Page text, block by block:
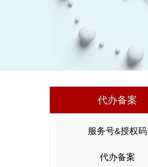
代办备案
服务号&授权码
代办备案